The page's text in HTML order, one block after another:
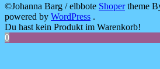
©Johanna Barg / elbbote Shopertheme
powered by WordPress .
Du hast kein Produkt im Warenkorb!
0